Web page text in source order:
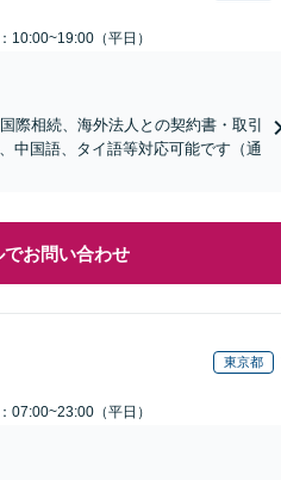
10:00~19:00（平日）
際相続、海外法人との契約書・取引
中国語、タイ語等対応可能です（通
でお問い合わせ
東京都
07:00~23:00（平日）